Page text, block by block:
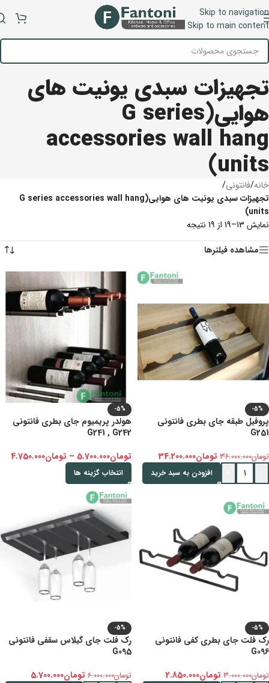
Skip to navigation
Skip to main content
منو
تجهیزات سبدی یونیت های
هوایی(G series
accessories wall hang
units)
خانه/فانتونی/
تجهیزات سبدی یونیت های هوایی(G series accessories wall hang
units)
نمایش 13–19 از 19 نتیجه
مشاهده فیلترها
-5%
پروفیل طبقه جای بطری فانتونی
G251
تومان36.000.000 تومان34.200.000
افزودن به سبد خرید
-5%
هولدر پریمیوم جای بطری فانتونی
G241 , G242
تومان5.700.000
– تومان4.750.000
انتخاب گزینه ها
-5%
رک فلت جای بطری کفی فانتونی
G096
تومان3.000.000 تومان2.850.000
-5%
رک فلت جای گیلاس سقفی فانتونی
G095
تومان6.000.000 تومان5.700.000